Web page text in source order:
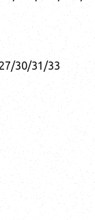
30/31/33